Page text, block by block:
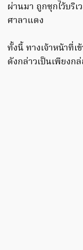
ผ่านมา ถูกซุกไว้บริ
ศาลาแดง
ทั้งนี้ ทางเจ้าหน้าที่
ดังกล่าวเป็นเพียงก